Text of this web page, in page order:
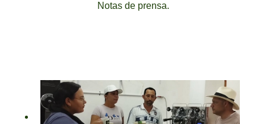
Notas de prensa.